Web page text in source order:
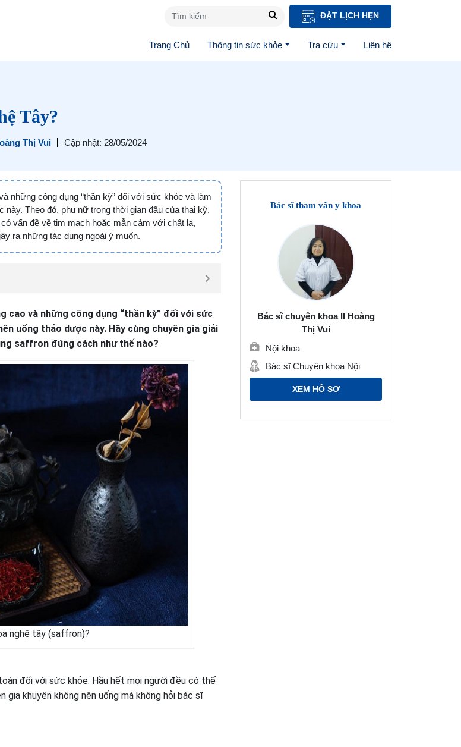
ĐẶT LỊCH HẸN
Trang Chủ Thông tin sức khỏe Tra cứu Liên hệ
Tây?
Thị Vui Cập nhật: 28/05/2024
những công dụng “thần kỳ” đối với sức khỏe và làm
Theo đó, phụ nữ trong thời gian đầu của thai kỳ,
vấn đề về tim mạch hoặc mẫn cảm với chất lạ,
ra những tác dụng ngoài ý muốn.
cao và những công dụng “thần kỳ” đối với sức
uống thảo dược này. Hãy cùng chuyên gia giải
saffron đúng cách như thế nào?
nghệ tây (saffron)?
đối với sức khỏe. Hầu hết mọi người đều có thể
khuyên không nên uống mà không hỏi bác sĩ
Bác sĩ tham vấn y khoa
Bác sĩ chuyên khoa II Hoàng
Thị Vui
Nội khoa
Bác sĩ Chuyên khoa Nội
XEM HỒ SƠ